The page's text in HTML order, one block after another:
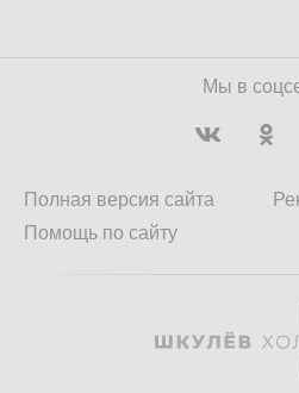
Мы в
Полная версия сайта
Помощь по сайту